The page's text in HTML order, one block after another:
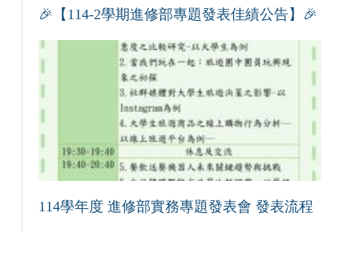
🎉【114-2學期進修部專題發表佳績公告】🎉
114學年度 進修部實務專題發表會 發表流程